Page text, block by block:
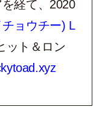
経て、 2020
ョウチー) L
ット＆ロン